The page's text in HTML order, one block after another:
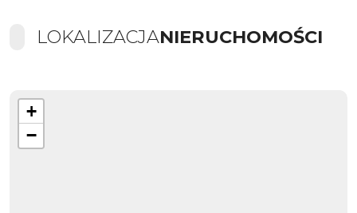
LOKALIZACJANIERUCHOMOŚCI
+
−